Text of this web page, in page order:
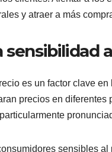
y atraer a más
sensibilidad
es un factor clave
precios en
sensibles